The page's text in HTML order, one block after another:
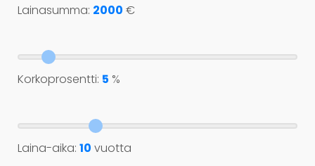
Lainasumma: 2000 €
Korkoprosentti: 5 %
Laina-aika: 10 vuotta